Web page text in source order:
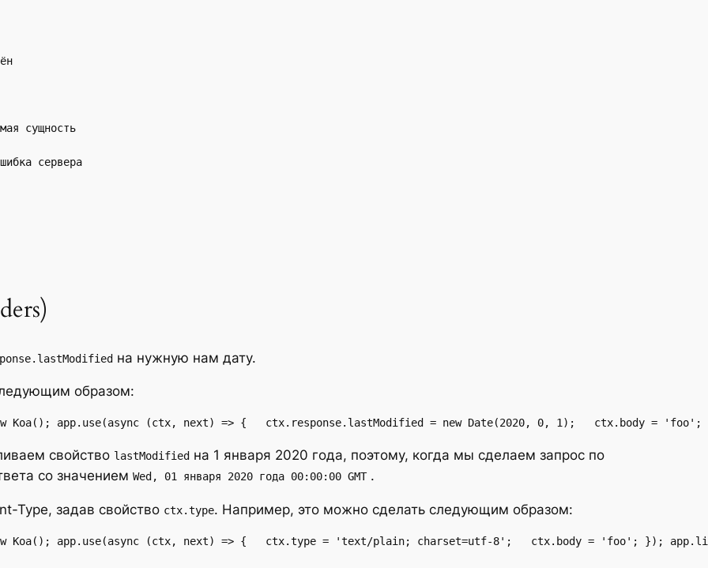
сущность
сервера
на нужную нам дату.
образом:
Koa(); app.use(async (ctx, next) => {   ctx.response.lastModified = new Date(2020, 0, 1);   ctx.body =
свойство lastModified на 1 января 2020 года, поэтому, когда мы сделаем запрос по
со значением Wed, 01 января 2020 года 00:00:00 GMT.
Type, задав свойство ctx.type. Например, это можно сделать следующим образом:
Koa(); app.use(async (ctx, next) => {   ctx.type = 'text/plain; charset=utf-8';   ctx.body = 'foo'; });